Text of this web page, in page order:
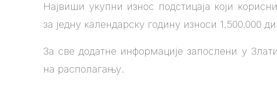
Највиши укупни износ подстицаја који
за једну календарску годину износи 1.500.000
За све додатне информације запослени у
на располагању.